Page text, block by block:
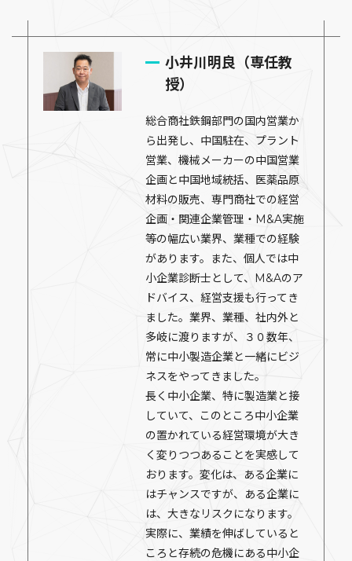
小井川明良（専任教
授）
総合商社鉄鋼部門の国内営業か
ら出発し、中国駐在、プラント
営業、機械メーカーの中国営業
企画と中国地域統括、医薬品原
材料の販売、専門商社での経営
企画・関連企業管理・M&A実施
等の幅広い業界、業種での経験
があります。また、個人では中
小企業診断士として、M&Aのア
ドバイス、経営支援も行ってき
ました。業界、業種、社内外と
多岐に渡りますが、３０数年、
常に中小製造企業と一緒にビジ
ネスをやってきました。
長く中小企業、特に製造業と接
していて、このところ中小企業
の置かれている経営環境が大き
く変りつつあることを実感して
おります。変化は、ある企業に
はチャンスですが、ある企業に
は、大きなリスクになります。
実際に、業績を伸ばしていると
ころと存続の危機にある中小企